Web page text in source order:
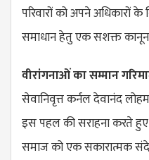
परिवारों को अपने अधिकारों
समाधान हेतु एक सशक्त
वीरांगनाओं का सम्मान
सेवानिवृत्त कर्नल देवानंद
इस पहल की सराहना करते
समाज को एक सकारात्मक